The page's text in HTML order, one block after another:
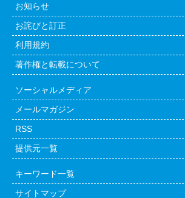
お知らせ
お詫びと訂正
利用規約
著作権と転載について
ソーシャルメディア
メールマガジン
RSS
提供元一覧
キーワード一覧
サイトマップ